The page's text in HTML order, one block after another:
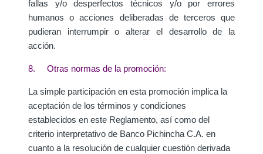
fallas y/o desperfectos técnicos y/o por errores
humanos o acciones deliberadas de terceros que
pudieran interrumpir o alterar el desarrollo de la
acción.
8. Otras normas de la promoción:
La simple participación en esta promoción implica la
aceptación de los términos y condiciones
establecidos en este Reglamento, así como del
criterio interpretativo de Banco Pichincha C.A. en
cuanto a la resolución de cualquier cuestión derivada